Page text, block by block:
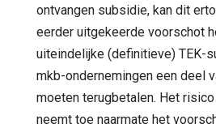
ontvangen subsidie, kan dit
eerder uitgekeerde voorschot
uiteindelijke (definitieve) TEK-
mkb-ondernemingen een deel
moeten terugbetalen. Het
neemt toe naarmate het